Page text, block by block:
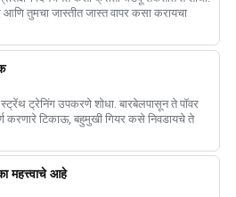
आणि तुमचा जास्तीत जास्त वापर कसा करायचा
ट्रेनिंग उपकरणे शोधा. बारबेलपासून ते पॉवर
करणारे टिकाऊ, बहुमुखी गियर कसे निवडायचे ते
महत्त्वाचे आहे